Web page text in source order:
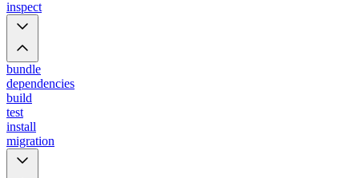
inspect
bundle
dependencies
build
test
install
migration